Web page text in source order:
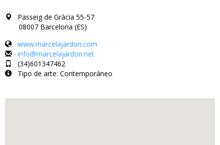
Passeig de Gràcia 55-57
08007 Barcelona (ES)
www.marcelajardon.com
info@marcelajardon.net
(34)601347462
Tipo de arte: Contemporáneo